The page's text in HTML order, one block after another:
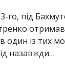
го, під
один із тих
назавжди…